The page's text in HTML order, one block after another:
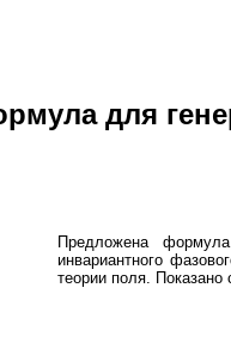
для
Предложена
инвариантного
теории поля. Показано